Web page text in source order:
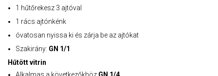
1 hűtőrekesz 3 ajtóval
1 rács ajtónkénk
óvatosan nyissa ki és zárja be az ajtókat
Szakirány: GN 1/1
Hűtött vitrin